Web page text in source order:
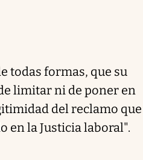
todas formas, que su
limitar ni de poner en
del reclamo que
en la Justicia laboral".